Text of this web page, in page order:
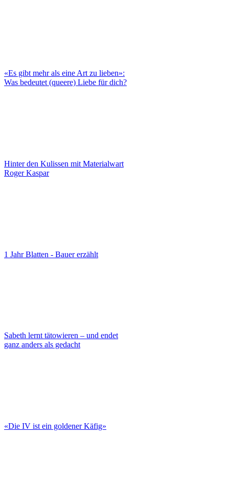
«Es gibt mehr als eine Art zu lieben»:
Was bedeutet (queere) Liebe für dich?
Hinter den Kulissen mit Materialwart
Roger Kaspar
1 Jahr Blatten - Bauer erzählt
Sabeth lernt tätowieren – und endet
ganz anders als gedacht
«Die IV ist ein goldener Käfig»